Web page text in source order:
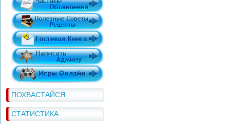
ПОХВАСТАЙСЯ
СТАТИСТИКА